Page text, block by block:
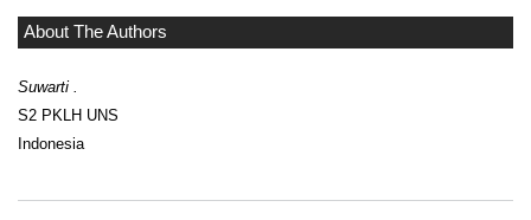
About The Authors
Suwarti .
S2 PKLH UNS
Indonesia